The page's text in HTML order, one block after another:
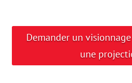
Demander un
une